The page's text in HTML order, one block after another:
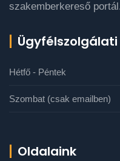
szakemberkereső
Hétfő - Péntek
Szombat (csak emailben)
Oldalaink